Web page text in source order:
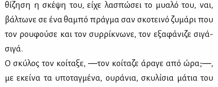
θί­ζη­ση η σκέ­ψη του, εί­χε λα­σπώ­σει το μυα­λό του, ναι,
βάλ­τω­νε σε ένα θα­μπό πράγ­μα σαν σκο­τει­νό ζυ­μά­ρι που
τον ρου­φού­σε και τον συρ­ρί­κνω­νε, τον εξα­φά­νι­ζε σι­γά-
σι­γά.
Ο σκύ­λος τον κοί­τα­ξε, ―τον κοί­τα­ζε άρα­γε από ώρα;―,
με εκεί­να τα υπο­ταγ­μέ­να, ου­ρά­νια, σκυ­λί­σια μά­τια του